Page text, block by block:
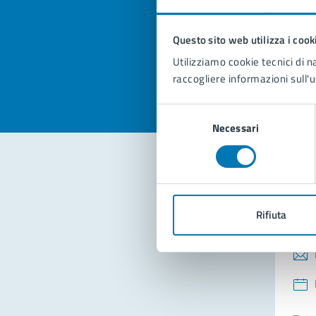
Questo sito web utilizza i
Utilizziamo cookie tecnici di
raccogliere informazioni
del
Necessari
Rifiuta
Valuta la